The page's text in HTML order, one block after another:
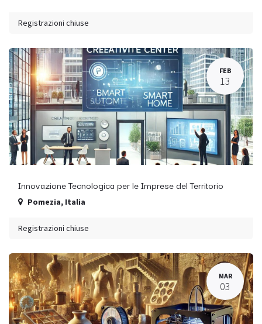
Registrazioni chiuse
FEB
13
Innovazione Tecnologica per le Imprese del Territorio
Pomezia, Italia
Registrazioni chiuse
MAR
03